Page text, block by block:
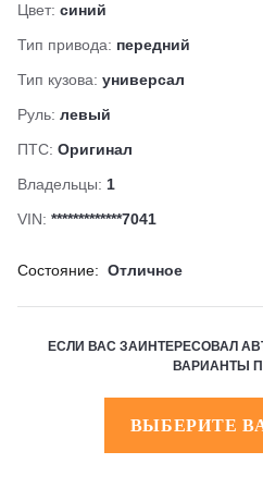
Цвет: синий
Тип привода: передний
Тип кузова: универсал
Руль: левый
ПТС: Оригинал
Владельцы: 1
VIN: *************7041
Состояние: Отличное
ЕСЛИ ВАС ЗАИНТЕРЕСОВАЛ
ВАРИАНТЫ
ВЫБЕРИТЕ